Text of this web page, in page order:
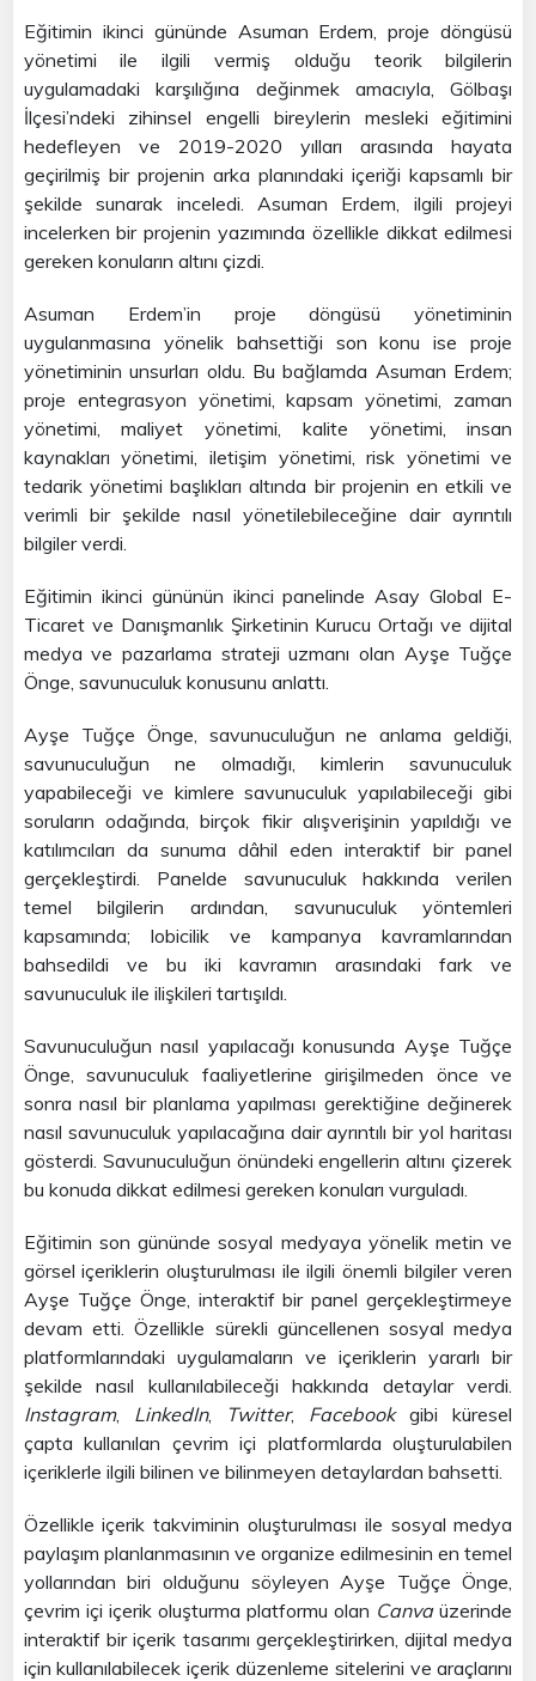
Eğitimin ikinci gününde Asuman Erdem, proje döngüsü
yönetimi ile ilgili vermiş olduğu teorik bilgilerin
uygulamadaki karşılığına değinmek amacıyla, Gölbaşı
İlçesi’ndeki zihinsel engelli bireylerin mesleki eğitimini
hedefleyen ve 2019-2020 yılları arasında hayata
geçirilmiş bir projenin arka planındaki içeriği kapsamlı bir
şekilde sunarak inceledi. Asuman Erdem, ilgili projeyi
incelerken bir projenin yazımında özellikle dikkat edilmesi
gereken konuların altını çizdi.
Asuman Erdem’in proje döngüsü yönetiminin
uygulanmasına yönelik bahsettiği son konu ise proje
yönetiminin unsurları oldu. Bu bağlamda Asuman Erdem;
proje entegrasyon yönetimi, kapsam yönetimi, zaman
yönetimi, maliyet yönetimi, kalite yönetimi, insan
kaynakları yönetimi, iletişim yönetimi, risk yönetimi ve
tedarik yönetimi başlıkları altında bir projenin en etkili ve
verimli bir şekilde nasıl yönetilebileceğine dair ayrıntılı
bilgiler verdi.
Eğitimin ikinci gününün ikinci panelinde Asay Global E-
Ticaret ve Danışmanlık Şirketinin Kurucu Ortağı ve dijital
medya ve pazarlama strateji uzmanı olan Ayşe Tuğçe
Önge, savunuculuk konusunu anlattı.
Ayşe Tuğçe Önge, savunuculuğun ne anlama geldiği,
savunuculuğun ne olmadığı, kimlerin savunuculuk
yapabileceği ve kimlere savunuculuk yapılabileceği gibi
soruların odağında, birçok fikir alışverişinin yapıldığı ve
katılımcıları da sunuma dâhil eden interaktif bir panel
gerçekleştirdi. Panelde savunuculuk hakkında verilen
temel bilgilerin ardından, savunuculuk yöntemleri
kapsamında; lobicilik ve kampanya kavramlarından
bahsedildi ve bu iki kavramın arasındaki fark ve
savunuculuk ile ilişkileri tartışıldı.
Savunuculuğun nasıl yapılacağı konusunda Ayşe Tuğçe
Önge, savunuculuk faaliyetlerine girişilmeden önce ve
sonra nasıl bir planlama yapılması gerektiğine değinerek
nasıl savunuculuk yapılacağına dair ayrıntılı bir yol haritası
gösterdi. Savunuculuğun önündeki engellerin altını çizerek
bu konuda dikkat edilmesi gereken konuları vurguladı.
Eğitimin son gününde sosyal medyaya yönelik metin ve
görsel içeriklerin oluşturulması ile ilgili önemli bilgiler veren
Ayşe Tuğçe Önge, interaktif bir panel gerçekleştirmeye
devam etti. Özellikle sürekli güncellenen sosyal medya
platformlarındaki uygulamaların ve içeriklerin yararlı bir
şekilde nasıl kullanılabileceği hakkında detaylar verdi.
Instagram, LinkedIn, Twitter, Facebookgibi küresel
çapta kullanılan çevrim içi platformlarda oluşturulabilen
içeriklerle ilgili bilinen ve bilinmeyen detaylardan bahsetti.
Özellikle içerik takviminin oluşturulması ile sosyal medya
paylaşım planlanmasının ve organize edilmesinin en temel
yollarından biri olduğunu söyleyen Ayşe Tuğçe Önge,
çevrim içi içerik oluşturma platformu olan Canvaüzerinde
interaktif bir içerik tasarımı gerçekleştirirken, dijital medya
için kullanılabilecek içerik düzenleme sitelerini ve araçlarını